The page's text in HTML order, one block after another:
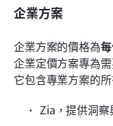
企業方案
企業方案的價格為
企業定價方案專為
它包含專業方案的
Zia，提供洞